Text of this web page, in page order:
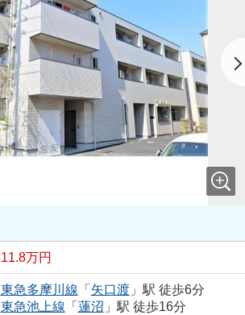
11.8万円
東急多摩川線 「 矢口渡」駅 徒歩6分
東急池上線 「 蓮沼 」駅 徒歩16分